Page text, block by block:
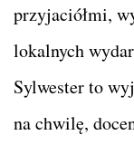
przyjaciółmi,
lokalnych
Sylwester to
na chwilę,